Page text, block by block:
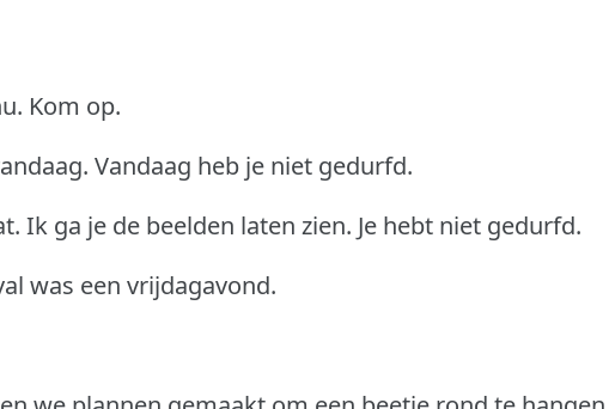
Kom op.
Vandaag heb je niet gedurfd.
Ik ga je de beelden laten zien. Je hebt niet gedurfd.
was een vrijdagavond.